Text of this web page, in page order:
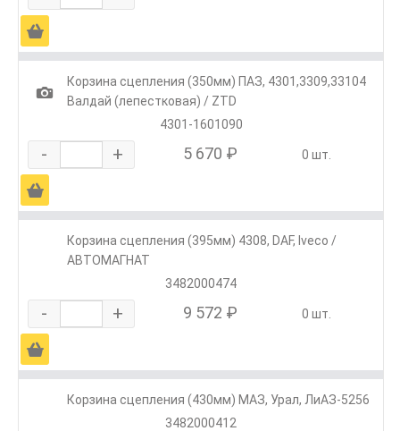
Ä
1
Корзина сцепления (350мм) ПАЗ, 4301,3309,33104
Валдай (лепестковая) / ZTD
4301-1601090
- + 5 670 ₽ 0 шт.
Ä
Корзина сцепления (395мм) 4308, DAF, Iveco /
АВТОМАГНАТ
3482000474
- + 9 572 ₽ 0 шт.
Ä
Корзина сцепления (430мм) МАЗ, Урал, ЛиАЗ-5256
3482000412